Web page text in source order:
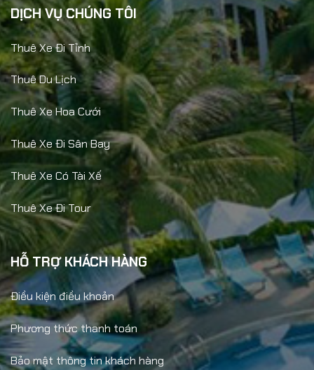
DỊCH VỤ CHÚNG TÔI
Thuê Xe Đi Tỉnh
Thuê Du Lịch
Thuê Xe Hoa Cưới
Thuê Xe Đi Sân Bay
Thuê Xe Có Tài Xế
Thuê Xe Đi Tour
HỖ TRỢ KHÁCH HÀNG
Điều kiện điều khoản
Phương thức thanh toán
Bảo mật thông tin khách hàng